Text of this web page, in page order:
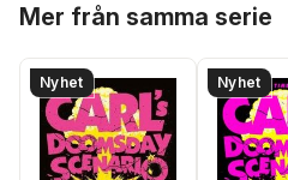
Mer från samma serie
Nyhet Nyhet